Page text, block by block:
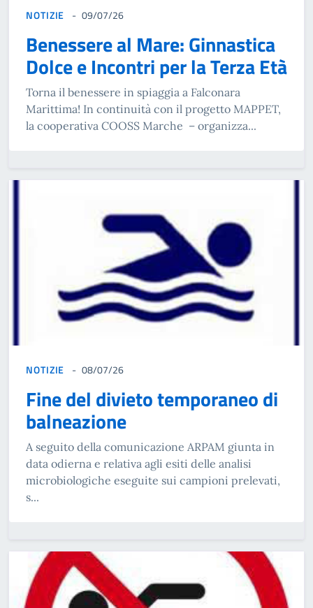
NOTIZIE 09/07/26
Benessere al Mare: Ginnastica
Dolce e Incontri per la Terza Età
Torna il benessere in spiaggia a Falconara
Marittima! In continuità con il progetto MAPPET,
la cooperativa COOSS Marche – organizza...
NOTIZIE 08/07/26
Fine del divieto temporaneo di
balneazione
A seguito della comunicazione ARPAM giunta in
data odierna e relativa agli esiti delle analisi
microbiologiche eseguite sui campioni prelevati,
s...